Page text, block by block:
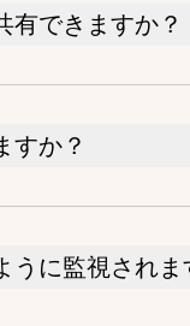
有できますか？
すか？
うに監視されま